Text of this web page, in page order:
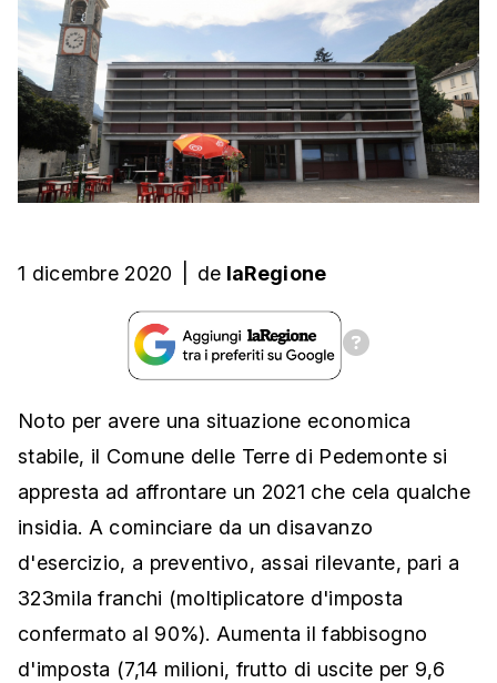
1 dicembre 2020 de laRegione
Noto per avere una situazione economica
stabile, il Comune delle Terre di Pedemonte si
appresta ad affrontare un 2021 che cela qualche
insidia. A cominciare da un disavanzo
d'esercizio, a preventivo, assai rilevante, pari a
323mila franchi (moltiplicatore d'imposta
confermato al 90%). Aumenta il fabbisogno
d'imposta (7,14 milioni, frutto di uscite per 9,6